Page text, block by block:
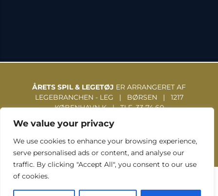
We value your privacy
We use cookies to enhance your browsing experience,
serve personalised ads or content, and analyse our
traffic. By clicking "Accept All", you consent to our use
of cookies.
ÅRETS SPIL & LEGETØJ ER ARRANGERET AF
LEGEBRANCHEN - LEG | BØRSEN | 1217
KØBENHAVN K | TLF. 33 74 60
31 | WWW.LEGEBRANCHEN.DK